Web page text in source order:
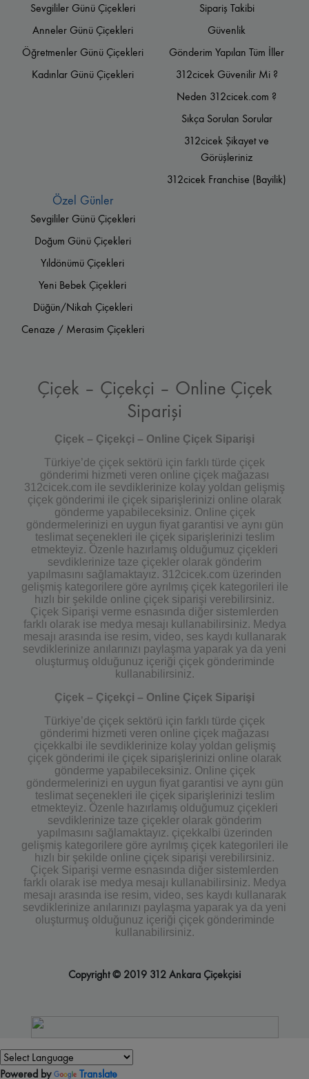
Sevgililer Günü Çiçekleri
Anneler Günü Çiçekleri
Öğretmenler Günü Çiçekleri
Kadınlar Günü Çiçekleri
Sipariş Takibi
Güvenlik
Gönderim Yapılan Tüm İller
312cicek Güvenilir Mi ?
Neden 312cicek.com ?
Sıkça Sorulan Sorular
312cicek Şikayet ve
Görüşleriniz
312cicek Franchise (Bayilik)
Özel Günler
Sevgililer Günü Çiçekleri
Doğum Günü Çiçekleri
Yıldönümü Çiçekleri
Yeni Bebek Çiçekleri
Düğün/Nikah Çiçekleri
Cenaze / Merasim Çiçekleri
Çiçek – Çiçekçi – Online Çiçek
Siparişi
Çiçek – Çiçekçi – Online Çiçek Siparişi
Türkiye’de çiçek sektörü için farklı türde çiçek
gönderimi hizmeti veren online çiçek mağazası
312cicek.com ile sevdiklerinize kolay yoldan gelişmiş
çiçek gönderimi ile çiçek siparişlerinizi online olarak
gönderme yapabileceksiniz. Online çiçek
göndermelerinizi en uygun fiyat garantisi ve aynı gün
teslimat seçenekleri ile çiçek siparişlerinizi teslim
etmekteyiz. Özenle hazırlamış olduğumuz çiçekleri
sevdiklerinize taze çiçekler olarak gönderim
yapılmasını sağlamaktayız. 312cicek.com üzerinden
gelişmiş kategorilere göre ayrılmış çiçek kategorileri ile
hızlı bir şekilde online çiçek siparişi verebilirsiniz.
Çiçek Siparişi verme esnasında diğer sistemlerden
farklı olarak ise medya mesajı kullanabilirsiniz. Medya
mesajı arasında ise resim, video, ses kaydı kullanarak
sevdiklerinize anılarınızı paylaşma yaparak ya da yeni
oluşturmuş olduğunuz içeriği çiçek gönderiminde
kullanabilirsiniz.
Çiçek – Çiçekçi – Online Çiçek Siparişi
Türkiye’de çiçek sektörü için farklı türde çiçek
gönderimi hizmeti veren online çiçek mağazası
çiçekkalbi ile sevdiklerinize kolay yoldan gelişmiş
çiçek gönderimi ile çiçek siparişlerinizi online olarak
gönderme yapabileceksiniz. Online çiçek
göndermelerinizi en uygun fiyat garantisi ve aynı gün
teslimat seçenekleri ile çiçek siparişlerinizi teslim
etmekteyiz. Özenle hazırlamış olduğumuz çiçekleri
sevdiklerinize taze çiçekler olarak gönderim
yapılmasını sağlamaktayız. çiçekkalbi üzerinden
gelişmiş kategorilere göre ayrılmış çiçek kategorileri ile
hızlı bir şekilde online çiçek siparişi verebilirsiniz.
Çiçek Siparişi verme esnasında diğer sistemlerden
farklı olarak ise medya mesajı kullanabilirsiniz. Medya
mesajı arasında ise resim, video, ses kaydı kullanarak
sevdiklerinize anılarınızı paylaşma yaparak ya da yeni
oluşturmuş olduğunuz içeriği çiçek gönderiminde
kullanabilirsiniz.
Copyright © 2019 312 Ankara Çiçekçisi
Powered by Translate